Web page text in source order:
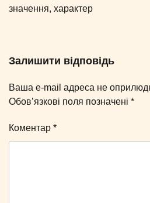
значення, характер
Залишити відповідь
Ваша e-mail адреса не
Обов’язкові поля позначені *
Коментар *